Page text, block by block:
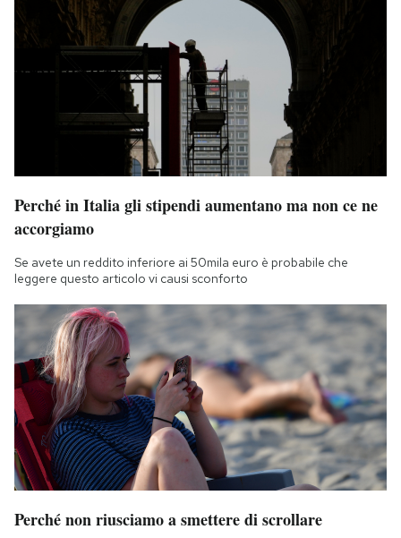
Perché in Italia gli stipendi aumentano ma non ce ne
accorgiamo
Se avete un reddito inferiore ai 50mila euro è probabile che
leggere questo articolo vi causi sconforto
Perché non riusciamo a smettere di scrollare